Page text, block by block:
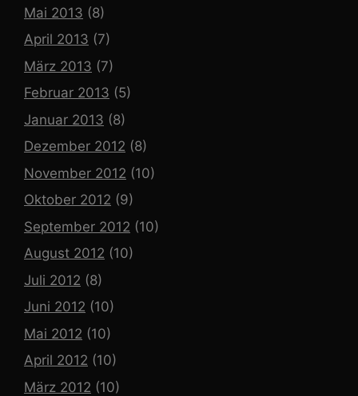
Mai 2013 (8)
April 2013 (7)
März 2013 (7)
Februar 2013 (5)
Januar 2013 (8)
Dezember 2012 (8)
November 2012 (10)
Oktober 2012 (9)
September 2012 (10)
August 2012 (10)
Juli 2012 (8)
Juni 2012 (10)
Mai 2012 (10)
April 2012 (10)
März 2012 (10)